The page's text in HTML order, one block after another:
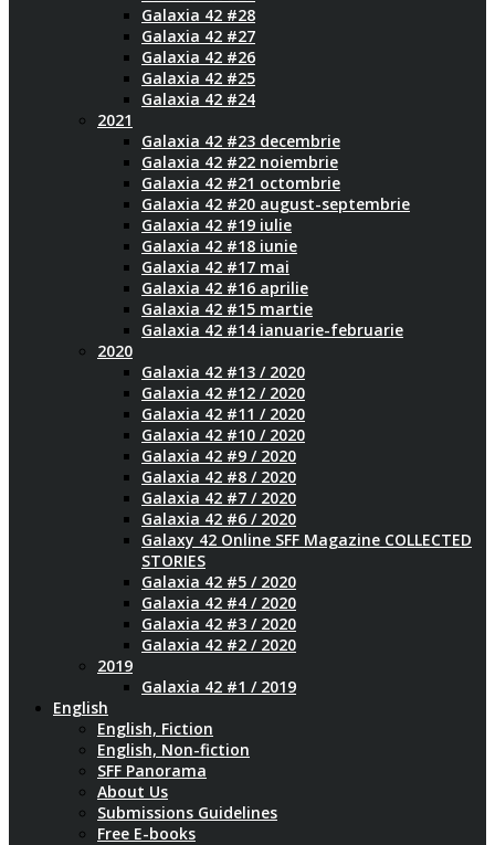
Galaxia 42 #28
Galaxia 42 #27
Galaxia 42 #26
Galaxia 42 #25
Galaxia 42 #24
2021
Galaxia 42 #23 decembrie
Galaxia 42 #22 noiembrie
Galaxia 42 #21 octombrie
Galaxia 42 #20 august-septembrie
Galaxia 42 #19 iulie
Galaxia 42 #18 iunie
Galaxia 42 #17 mai
Galaxia 42 #16 aprilie
Galaxia 42 #15 martie
Galaxia 42 #14 ianuarie-februarie
2020
Galaxia 42 #13 / 2020
Galaxia 42 #12 / 2020
Galaxia 42 #11 / 2020
Galaxia 42 #10 / 2020
Galaxia 42 #9 / 2020
Galaxia 42 #8 / 2020
Galaxia 42 #7 / 2020
Galaxia 42 #6 / 2020
Galaxy 42 Online SFF Magazine COLLECTED
STORIES
Galaxia 42 #5 / 2020
Galaxia 42 #4 / 2020
Galaxia 42 #3 / 2020
Galaxia 42 #2 / 2020
2019
Galaxia 42 #1 / 2019
English
English, Fiction
English, Non-fiction
SFF Panorama
About Us
Submissions Guidelines
Free E-books